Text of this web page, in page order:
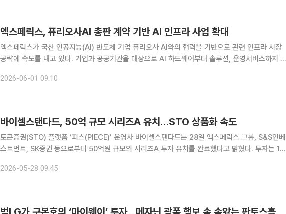
엑스페릭스, 퓨리오사AI 총판 계약 기반 AI 인프라 사업 확대
엑스페릭스가 국산 인공지능(AI) 반도체 기업 퓨리오사 AI와의 협력을 기반으로 관련 인프라 시장
공략에 속도를 내고 있다. 기업과 공공기관을 대상으로 AI 하드웨어부터 솔루션, 운영서비스까지 제
하고 AI전환(AX) 시장 공략을 본격화하고 있다고 1일 밝혔다
2026-06-01 09:10
바이셀스탠다드, 50억 규모 시리즈A 유치…STO 상품화 속도
토큰증권(STO) 플랫폼 ‘피스(PIECE)’ 운영사 바이셀스탠다드는 28일 엑스페릭스 그룹, S&S인베
스트먼트, SK증권 등으로부터 50억원 규모의 시리즈A 투자 유치를 완료했다고 밝혔다. 투자는 1월
2026-05-28 09:45
범LG가 구본호의 ‘마이웨이’ 투자…메자닌 광폭 행보 속 속앓는 판토스홀딩스